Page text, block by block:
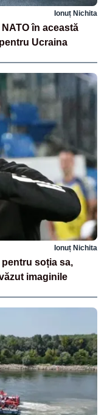
Ionuț Nichita
în această
Ucraina
Ionuț Nichita
soția sa,
imaginile